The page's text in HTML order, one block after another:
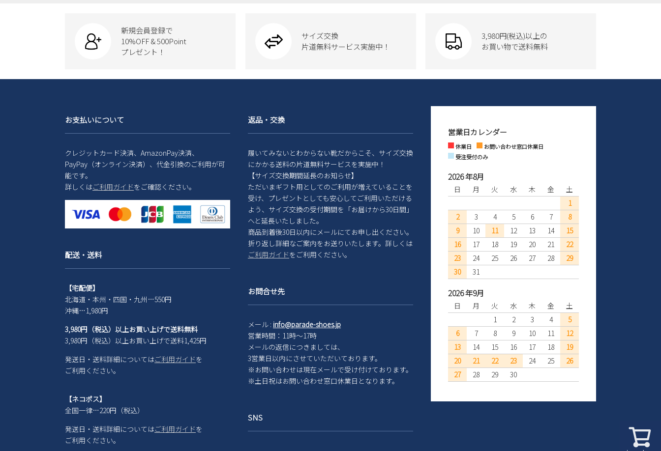
新規会員登録で
10%OFF & 500Point
プレゼント！
サイズ交換
片道無料サービス実施中！
3,980円(税込)以上の
お買い物で送料無料
お支払いについて
クレジットカード決済、AmazonPay決済、
PayPay（オンライン決済）、代金引換のご利用が可
能です。
詳しくはご利用ガイドをご確認ください。
配送・送料
【宅配便】
北海道・本州・四国・九州…550円
沖縄…1,980円
3,980円（税込）以上お買い上げで送料無料
3,980円（税込）以上お買い上げで送料1,425円
発送日・送料詳細についてはご利用ガイドを
ご利用ください。
【ネコポス】
全国一律…220円（税込）
発送日・送料詳細についてはご利用ガイドを
ご利用ください。
返品・交換
履いてみないとわからない靴だからこそ、サイズ交換
にかかる送料の片道無料サービスを実施中！
【サイズ交換期間延長のお知らせ】
ただいまギフト用としてのご利用が増えていることを
受け、プレゼントとしても安心してご利用いただける
よう、サイズ交換の受付期間を「お届けから30日間」
へと延長いたしました。
商品到着後30日以内にメールにてお申し出ください。
折り返し詳細なご案内をお送りいたします。詳しくは
ご利用ガイドをご利用ください。
お問合せ先
メール : info@parade-shoes.jp
営業時間：11時～17時
メールの返信につきましては、
3営業日以内にさせていただいております。
※お問い合わせは現在メールで受け付けております。
※土日祝はお問い合わせ窓口休業日となります。
SNS
営業日カレンダー
休業日
お問い合わせ窓口休業日
受注受付のみ
2026 年8月
日 月 火 水 木 金
土
1
2
3 4 5 6 7
8
9
10 11 12 13 14
15
16
17 18 19 20 21
22
23
24 25 26 27 28
29
30
31
2026 年9月
日 月 火 水 木 金
土
1
2 3 4
5
6
7 8 9 10 11
12
13
14 15 16 17 18
19
20
21 22 23 24 25
26
27
28 29 30